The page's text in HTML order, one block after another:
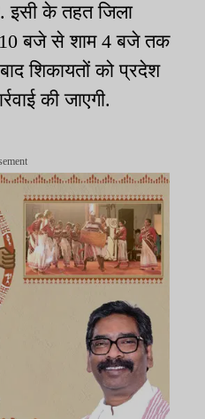
इसी के तहत जिला
10 बजे से शाम 4 बजे तक
शिकायतों को प्रदेश
की जाएगी.